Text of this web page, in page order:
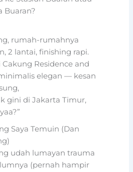
Buaran?
rumah-rumahnya
2 lantai, finishing rapi.
Residence and
elegan — kesan
gini di Jakarta Timur,
Saya Temuin (Dan
udah lumayan trauma
(pernah hampir